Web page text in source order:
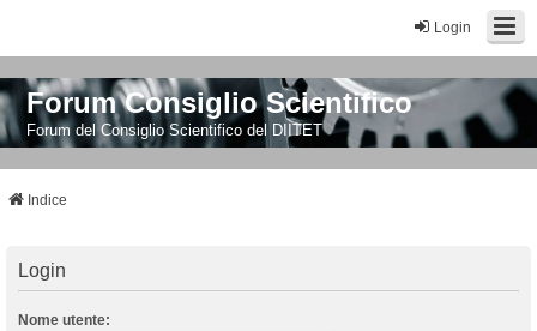
Login
Forum Consiglio Scientifico
Forum del Consiglio Scientifico del DIITET
Indice
Login
Nome utente: